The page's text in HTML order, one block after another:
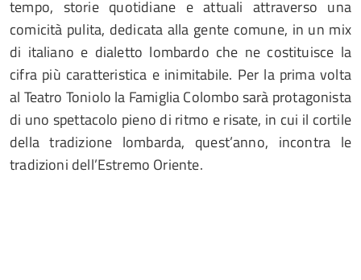
tempo, storie quotidiane e attuali attraverso una
comicità pulita, dedicata alla gente comune, in un mix
di italiano e dialetto lombardo che ne costituisce la
cifra più caratteristica e inimitabile. Per la prima volta
al Teatro Toniolo la Famiglia Colombo sarà protagonista
di uno spettacolo pieno di ritmo e risate, in cui il cortile
della tradizione lombarda, quest’anno, incontra le
tradizioni dell’Estremo Oriente.